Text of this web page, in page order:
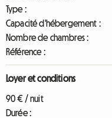
Type :
Capacité d'hébergement :
Nombre de chambres :
Référence :
Loyer et conditions
90 € / nuit
Durée :